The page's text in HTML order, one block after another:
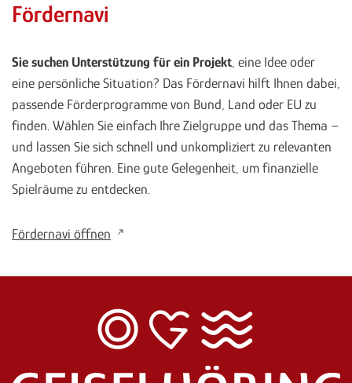
Fördernavi
Sie suchen Unterstützung für ein Projekt, eine Idee oder
eine persönliche Situation? Das Fördernavi hilft Ihnen dabei,
passende Förderprogramme von Bund, Land oder EU zu
finden. Wählen Sie einfach Ihre Zielgruppe und das Thema –
und lassen Sie sich schnell und unkompliziert zu relevanten
Angeboten führen. Eine gute Gelegenheit, um finanzielle
Spielräume zu entdecken.
Fördernavi öffnen